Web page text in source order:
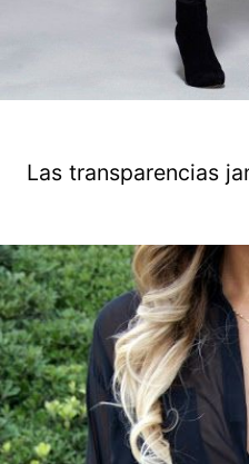
Las transparencias